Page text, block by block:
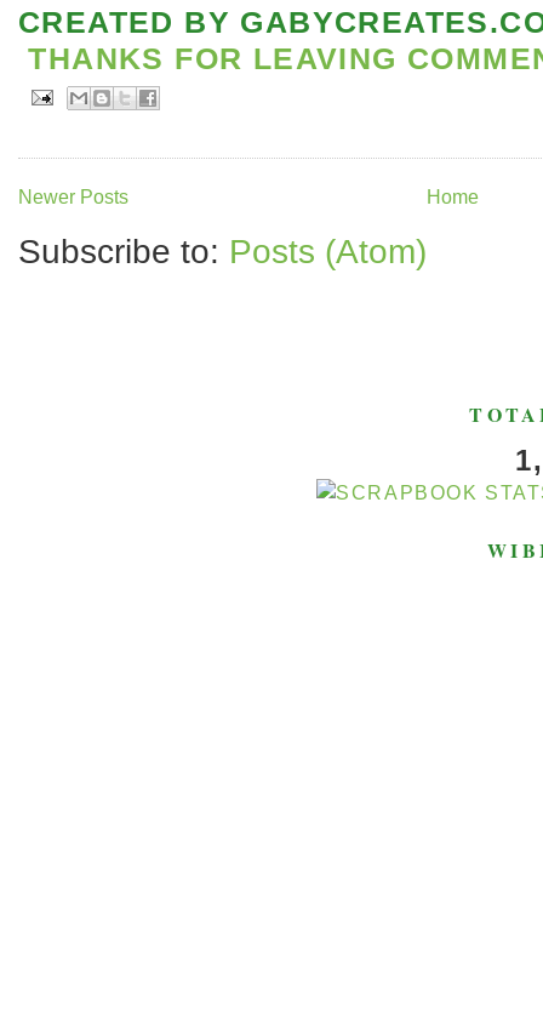
CREATED BY
THANKS FOR LEAVING
Newer Posts Home
Subscribe to: Posts (Atom)